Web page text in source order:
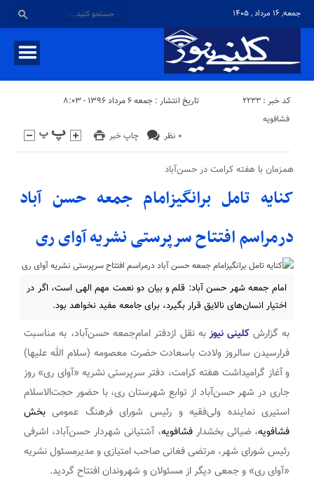
جمعه, ۱۶ مرداد , ۱۴۰۵
کد خبر : 2233 تاریخ انتشار : جمعه ۶ مرداد ۱۳۹۶ - ۸:۰۳
چاپ خبر ۰ نظر
فشافویه
همزمان با هفته کرامت در حسن‌آباد
کنایه تامل برانگیزامام جمعه حسن آباد
درمراسم افتتاح سرپرستی نشریه آوای ری
امام جمعه شهر حسن آباد: قلم و بیان دو نعمت مهم الهی است، اگر در
اختیار انسان‌های نالایق قرار بگیرد، برای جامعه مفید نخواهد بود.
به گزارشکلینی نیوزبه نقل ازدفتر امام‌جمعه حسن‌آباد، به مناسبت
فرارسیدن سالروز ولادت باسعادت حضرت معصومه (سلام الله علیها)
و آغاز گرامیداشت هفته کرامت، دفتر سرپرستی نشریه «آوای ری» روز
جاری در شهر حسن‌آباد از توابع شهرستان ری، با حضور حجت‌الاسلام‌
استیری نماینده ولی‌فقیه و رئیس شورای فرهنگ عمومیبخش
فشافویه، ضیائی بخشدار فشافویه، آشتیانی شهردار حسن‌آباد، اشرفی
رئیس شورای شهر، مرتضی فغانی صاحب امتیازی و مدیرمسئول نشریه
«آوای ری» و جمعی دیگر از مسئولان و شهروندان افتتاح گردید.